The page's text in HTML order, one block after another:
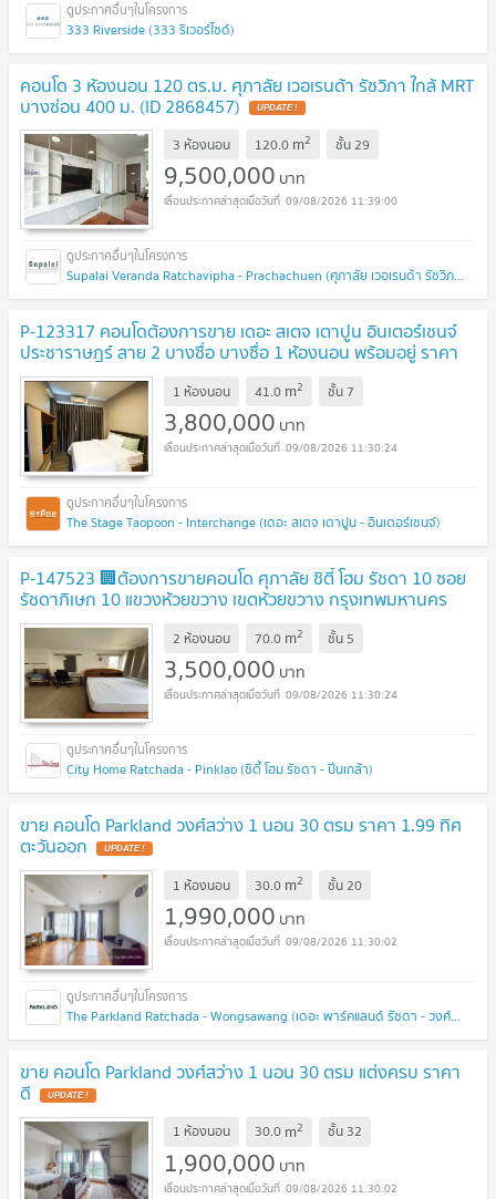
333 Riverside (333 ริเวอร์ไซด์)
คอนโด 3 ห้องนอน 120 ตร.ม. ศุภาลัย เวอเรนด้า รัชวิภา ใกล้ MRT
บางซ่อน 400 ม. (ID 2868457) UPDATE !
3 ห้องนอน 120.0 m2 ชั้น29
9,500,000 บาท
09/08/2026 11:39:00
Supalai Veranda Ratchavipha - Prachachuen (ศุภาลัย เวอเรนด้า รัชวิภา - ประชาชื่น)
P-123317 คอนโดต้องการขาย เดอะ สเตจ เตาปูน อินเตอร์เชนจ์
ประชาราษฎร์ สาย 2 บางซื่อ บางซื่อ 1 ห้องนอน พร้อมอยู่ ราคา
ถูก UPDATE !
1 ห้องนอน 41.0 m2 ชั้น 7
3,800,000 บาท
09/08/2026 11:30:24
The Stage Taopoon - Interchange (เดอะ สเตจ เตาปูน - อินเตอร์เชนจ์)
P-147523 🏢ต้องการขายคอนโด ศุภาลัย ซิตี้ โฮม รัชดา 10 ซอย
รัชดาภิเษก 10 แขวงห้วยขวาง เขตห้วยขวาง กรุงเทพมหานคร
UPDATE !
2 ห้องนอน 70.0 m2 ชั้น 5
3,500,000 บาท
09/08/2026 11:30:24
City Home Ratchada - Pinklao (ซิตี้ โฮม รัชดา - ปิ่นเกล้า)
ขาย คอนโด Parkland วงศ์สว่าง 1 นอน 30 ตรม ราคา 1.99 ทิศ
ตะวันออก UPDATE !
1 ห้องนอน 30.0 m2 ชั้น20
1,990,000 บาท
09/08/2026 11:30:02
The Parkland Ratchada - Wongsawang (เดอะ พาร์คแลนด์ รัชดา - วงศ์สว่าง)
ขาย คอนโด Parkland วงศ์สว่าง 1 นอน 30 ตรม แต่งครบ ราคา
ดี UPDATE !
1 ห้องนอน 30.0 m2 ชั้น 32
1,900,000 บาท
09/08/2026 11:30:02